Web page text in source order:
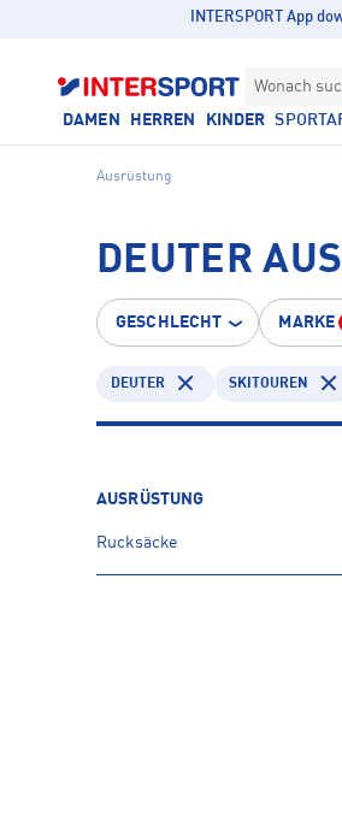
INTERSPORT App
Wonach
DAMEN HERREN KINDER
Ausrüstung
DEUTER
GESCHLECHT MARKE
DEUTER SKITOUREN
AUSRÜSTUNG
Rucksäcke